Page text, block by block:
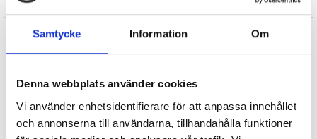
Samtycke Information Om
Denna webbplats använder cookies
Vi använder enhetsidentifierare för att anpassa innehållet
och annonserna till användarna, tillhandahålla funktioner
(som skriver under pseudonymen Bjarke Schjødt Larsen)
superhjälte-universum. Nicole, som alltid har älskat
historier om superhjältar, sa ja direkt. Medusa är
inspirerad av grekisk mytologi, där det finns ett monster
med ormhår som heter Medusa. Nicole tyckte att det
kunde vara spännande att arbeta med en hjälte som vid
första anblicken såg ut och kändes som ett monster, men